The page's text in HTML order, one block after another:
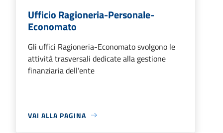
Ufficio Ragioneria-Personale-
Economato
Gli uffici Ragioneria-Economato svolgono le
attività trasversali dedicate alla gestione
finanziaria dell’ente
VAI ALLA PAGINA